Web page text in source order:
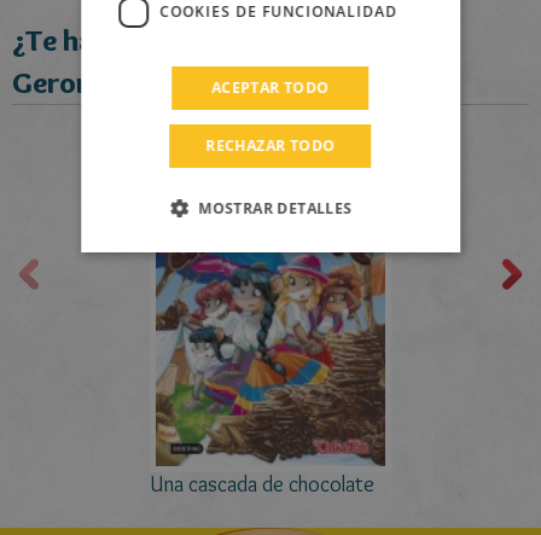
¿Te ha gustado este libro?
Geronimo recomienda:
Una cascada de chocolate
DUTCH
COOKIES DE FUNCIONALIDAD
ACEPTAR TODO
RECHAZAR TODO
MOSTRAR DETALLES